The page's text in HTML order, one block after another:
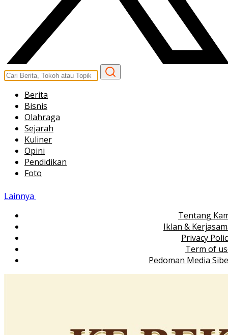
Berita
Bisnis
Olahraga
Sejarah
Kuliner
Opini
Pendidikan
Foto
Lainnya
Tentang
Iklan &
Privacy
Term of
Pedoman Media